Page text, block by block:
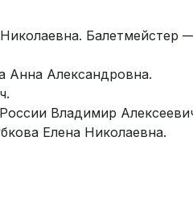
Балетмейстер
Анна Александровна.
Владимир
Елена Николаевна.